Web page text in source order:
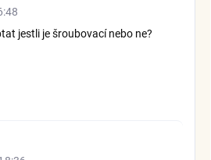
jestli je šroubovací nebo ne?